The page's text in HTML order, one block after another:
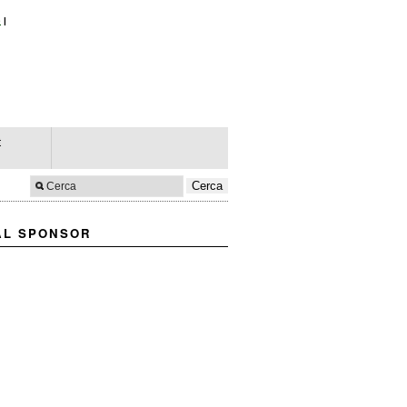
|
SPONSOR